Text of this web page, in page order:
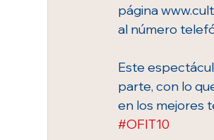
página
al número
Este
parte, con lo
en los mejores
#OFIT10